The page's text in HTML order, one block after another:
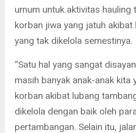
umum untuk aktivitas hauling
korban jiwa yang jatuh akibat
yang tak dikelola semestinya.
“Satu hal yang sangat
masih banyak anak-anak kita
korban akibat lubang
dikelola dengan baik oleh
pertambangan. Selain itu,